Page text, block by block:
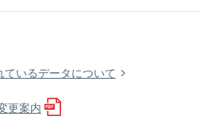
いるデータについて
更案内